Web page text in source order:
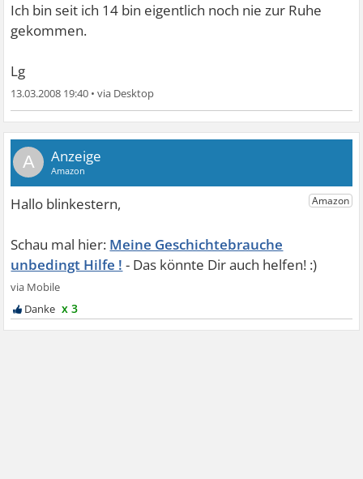
Ich bin seit ich 14 bin eigentlich noch nie zur Ruhe
gekommen.
Lg
13.03.2008 19:40 •
A
Meine Geschichtebrauche
unbedingt Hilfe !
x 3